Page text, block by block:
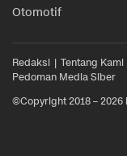
Otomotif
Redaksi Tentang Kami
Pedoman Media Siber
©Copyright 2018 –